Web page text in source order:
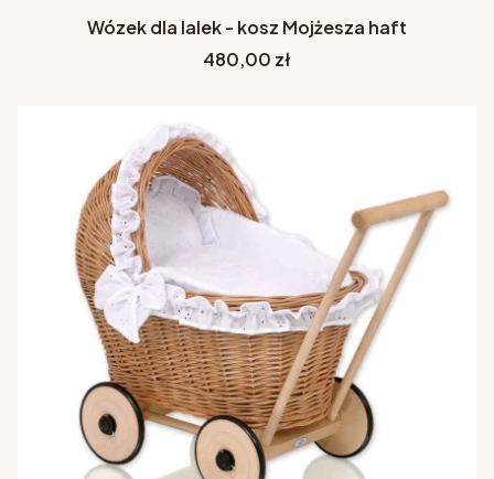
Wózek dla lalek - kosz Mojżesza haft
Cena
480,00 zł